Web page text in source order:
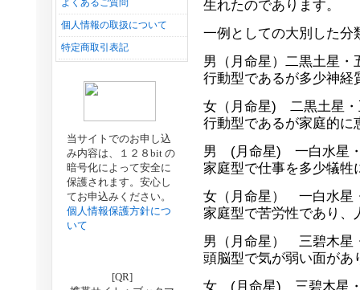
よくあるご質問
個人情報の取扱について
特定商取引表記
当サイトでのお申し込
み内容は、１２８bit の
暗号化によって安全に
保護されます。安心し
てお申込みください。
個人情報保護方針につ
いて
[QR]
生れたのであります。
一例としての大別した分
男（月命星）二黒土
行動型であるが多少神経
女（月命星) 二黒土星
行動型であるが家庭的に
男 (月命星) 一白水星
家庭型で仕事を多少犠
女（月命星） 一白水
家庭型で苦労性であり、
男（月命星） 三碧木
頭脳型で気が弱い面があ
女 (月命星) 三碧木星